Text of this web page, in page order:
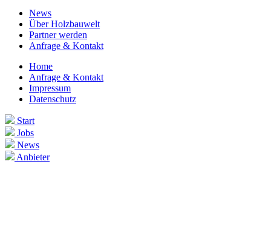
News
Über Holzbauwelt
Partner werden
Anfrage & Kontakt
Home
Anfrage & Kontakt
Impressum
Datenschutz
Start
Jobs
News
Anbieter